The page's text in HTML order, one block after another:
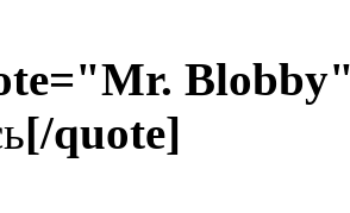
[/quote]